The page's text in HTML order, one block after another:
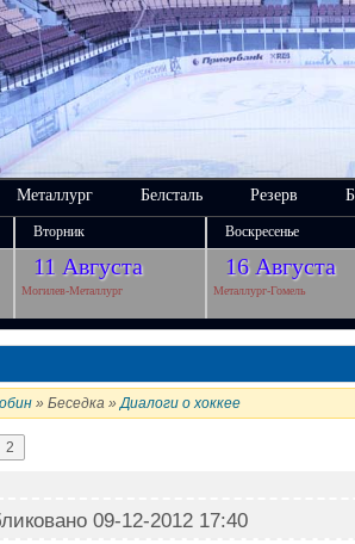
Металлург Белсталь Резерв
Вторник Воскресенье
11 Августа 16 Августа
Могилев-Металлург Металлург-Гомель
» Беседка »Диалоги о хоккее
2
09-12-2012 17:40